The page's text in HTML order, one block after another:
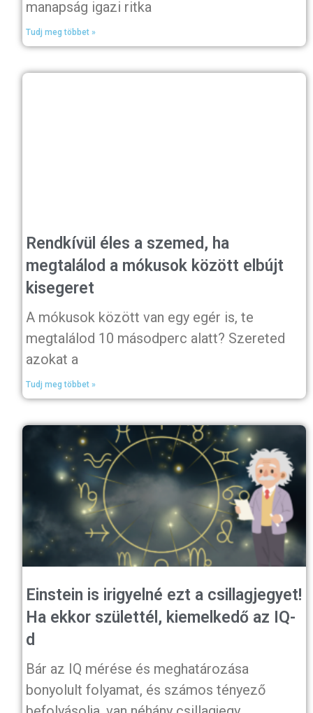
manapság igazi ritka
Tudj meg többet »
Rendkívül éles a szemed, ha
megtalálod a mókusok között elbújt
kisegeret
A mókusok között van egy egér is, te
megtalálod 10 másodperc alatt? Szereted
azokat a
Tudj meg többet »
Einstein is irigyelné ezt a csillagjegyet!
Ha ekkor születtél, kiemelkedő az IQ-
d
Bár az IQ mérése és meghatározása
bonyolult folyamat, és számos tényező